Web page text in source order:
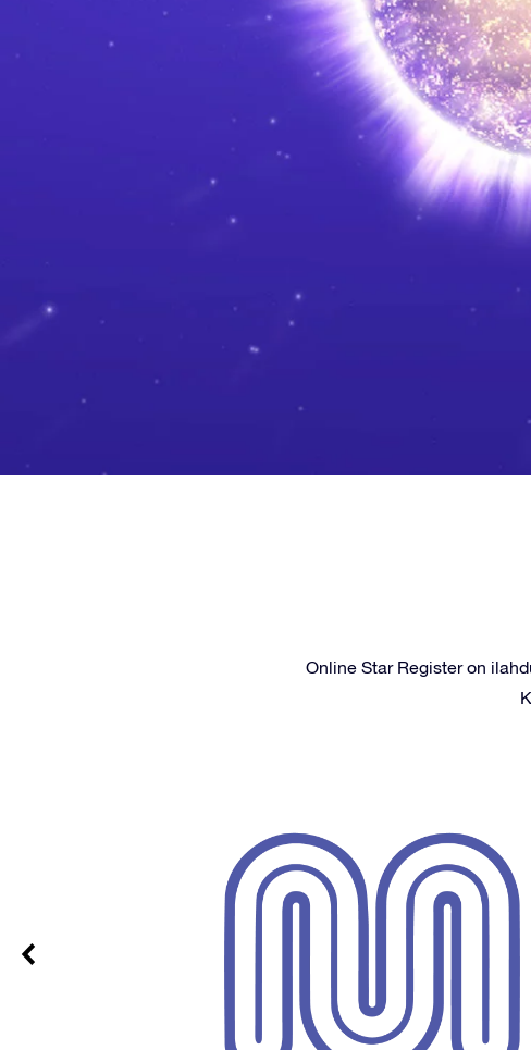
Online Star Register on